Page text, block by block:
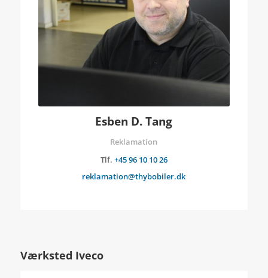
Esben D. Tang
Reklamation
Tlf. +45 96 10 10 26
reklamation@thybobiler.dk
Værksted Iveco